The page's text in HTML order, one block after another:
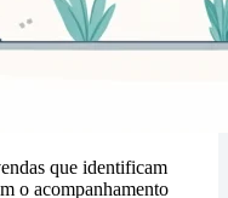
que identificam
o acompanhamento